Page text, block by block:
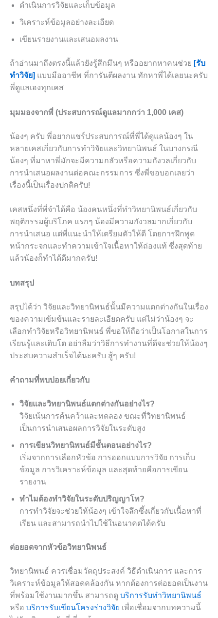
ดำเนินการวิจัยและเก็บข้อมูล
วิเคราะห์ข้อมูลอย่างละเอียด
เขียนรายงานและเสนอผลงาน
ถ้าอ่านมาถึงตรงนี้แล้วยังรู้สึกมึนๆ หรืออยากหาคนช่วย [รับ
ทำวิจัย] แบบมืออาชีพ ที่การันตีผลงาน ทักหาพี่ได้เลยนะครับ
พี่ดูแลเองทุกเคส
มุมมองจากพี่ (ประสบการณ์ดูแลมากกว่า 1,000 เคส)
น้องๆ ครับ พี่อยากแชร์ประสบการณ์ที่พี่ได้ดูแลน้องๆ ใน
หลายเคสเกี่ยวกับการทำวิจัยและวิทยานิพนธ์ ในบางกรณี
น้องๆ ที่มาหาพี่มักจะมีความกลัวหรือความกังวลเกี่ยวกับ
การนำเสนอผลงานต่อคณะกรรมการ ซึ่งพี่ขอบอกเลยว่า
เรื่องนี้เป็นเรื่องปกติครับ!
เคสหนึ่งที่พี่จำได้คือ น้องคนหนึ่งที่ทำวิทยานิพนธ์เกี่ยวกับ
พฤติกรรมผู้บริโภค แรกๆ น้องมีความกังวลมากเกี่ยวกับ
การนำเสนอ แต่พี่แนะนำให้เตรียมตัวให้ดี โดยการฝึกพูด
หน้ากระจกและทำความเข้าใจเนื้อหาให้ถ่องแท้ ซึ่งสุดท้าย
แล้วน้องก็ทำได้ดีมากครับ!
บทสรุป
สรุปได้ว่า วิจัยและวิทยานิพนธ์นั้นมีความแตกต่างกันในเรื่อง
ของความเข้มข้นและรายละเอียดครับ แต่ไม่ว่าน้องๆ จะ
เลือกทำวิจัยหรือวิทยานิพนธ์ พี่ขอให้ถือว่าเป็นโอกาสในการ
เรียนรู้และเติบโต อย่าลืมว่าวิธีการทำงานที่ดีจะช่วยให้น้องๆ
ประสบความสำเร็จได้นะครับ สู้ๆ ครับ!
คำถามที่พบบ่อยเกี่ยวกับ
วิจัยและวิทยานิพนธ์แตกต่างกันอย่างไร?
วิจัยเน้นการค้นคว้าและทดลอง ขณะที่วิทยานิพนธ์
เป็นการนำเสนอผลการวิจัยในระดับสูง
การเขียนวิทยานิพนธ์มีขั้นตอนอย่างไร?
เริ่มจากการเลือกหัวข้อ การออกแบบการวิจัย การเก็บ
ข้อมูล การวิเคราะห์ข้อมูล และสุดท้ายคือการเขียน
รายงาน
ทำไมต้องทำวิจัยในระดับปริญญาโท?
การทำวิจัยจะช่วยให้น้องๆ เข้าใจลึกซึ้งเกี่ยวกับเนื้อหาที่
เรียน และสามารถนำไปใช้ในอนาคตได้ครับ
ต่อยอดจากหัวข้อวิทยานิพนธ์
วิทยานิพนธ์ ควรเชื่อมวัตถุประสงค์ วิธีดำเนินการ และการ
วิเคราะห์ข้อมูลให้สอดคล้องกัน หากต้องการต่อยอดเป็นงาน
ที่พร้อมใช้งานมากขึ้น สามารถดู บริการรับทำวิทยานิพนธ์
หรือ บริการรับเขียนโครงร่างวิจัย เพื่อเชื่อมจากบทความนี้